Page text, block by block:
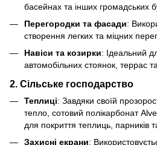
басейнах та інших громадських
Перегородки та фасади:
створення легких та міцних
Навіси та козирки: Ідеальний
автомобільних стоянок, террас
2. Сільське господарство
Теплиці: Завдяки своїй
тепло, сотовий полікарбонат
для покриття теплиць, парників
Захисні екрани: